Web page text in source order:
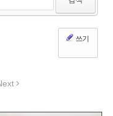
쓰기